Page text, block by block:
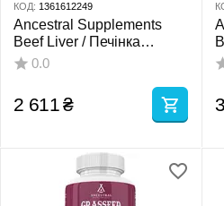
КОД: 1361612249
Ancestral Supplements
Beef Liver / Печінка
яловича 180 капсул
0.0
2 611₴